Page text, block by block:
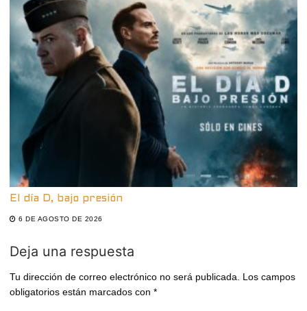
El día D, bajo presión
6 DE AGOSTO DE 2026
Deja una respuesta
Tu dirección de correo electrónico no será publicada. Los campos
obligatorios están marcados con *